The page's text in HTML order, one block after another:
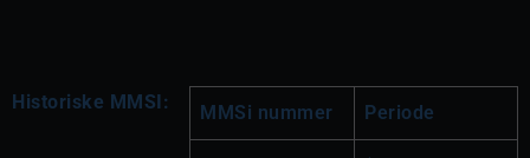
Historiske MMSI: MMSi nummer Periode